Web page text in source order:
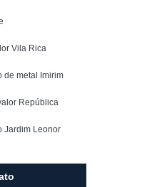
Ferro Escada
Vila Rica
de metal Imirim
República
Jardim Leonor